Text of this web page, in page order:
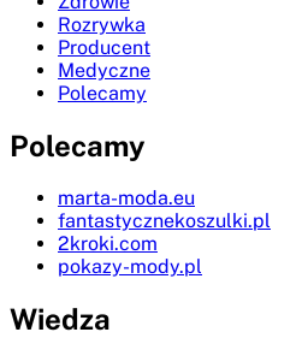
Rozrywka
Producent
Medyczne
Polecamy
Polecamy
marta-moda.eu
fantastycznekoszulki.pl
2kroki.com
pokazy-mody.pl
Wiedza